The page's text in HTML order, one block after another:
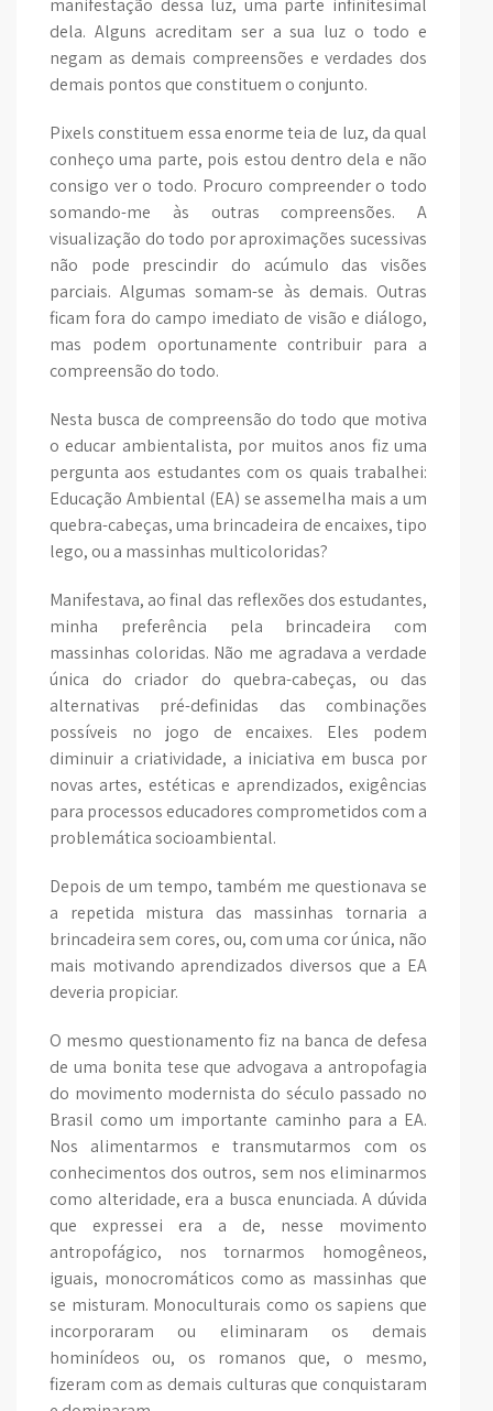
manifestação dessa luz, uma parte infinitesimal
dela. Alguns acreditam ser a sua luz o todo e
negam as demais compreensões e verdades dos
demais pontos que constituem o conjunto.
Pixels constituem essa enorme teia de luz, da qual
conheço uma parte, pois estou dentro dela e não
consigo ver o todo. Procuro compreender o todo
somando-me às outras compreensões. A
visualização do todo por aproximações sucessivas
não pode prescindir do acúmulo das visões
parciais. Algumas somam-se às demais. Outras
ficam fora do campo imediato de visão e diálogo,
mas podem oportunamente contribuir para a
compreensão do todo.
Nesta busca de compreensão do todo que motiva
o educar ambientalista, por muitos anos fiz uma
pergunta aos estudantes com os quais trabalhei:
Educação Ambiental (EA) se assemelha mais a um
quebra-cabeças, uma brincadeira de encaixes, tipo
lego, ou a massinhas multicoloridas?
Manifestava, ao final das reflexões dos estudantes,
minha preferência pela brincadeira com
massinhas coloridas. Não me agradava a verdade
única do criador do quebra-cabeças, ou das
alternativas pré-definidas das combinações
possíveis no jogo de encaixes. Eles podem
diminuir a criatividade, a iniciativa em busca por
novas artes, estéticas e aprendizados, exigências
para processos educadores comprometidos com a
problemática socioambiental.
Depois de um tempo, também me questionava se
a repetida mistura das massinhas tornaria a
brincadeira sem cores, ou, com uma cor única, não
mais motivando aprendizados diversos que a EA
deveria propiciar.
O mesmo questionamento fiz na banca de defesa
de uma bonita tese que advogava a antropofagia
do movimento modernista do século passado no
Brasil como um importante caminho para a EA.
Nos alimentarmos e transmutarmos com os
conhecimentos dos outros, sem nos eliminarmos
como alteridade, era a busca enunciada. A dúvida
que expressei era a de, nesse movimento
antropofágico, nos tornarmos homogêneos,
iguais, monocromáticos como as massinhas que
se misturam. Monoculturais como os sapiens que
incorporaram ou eliminaram os demais
hominídeos ou, os romanos que, o mesmo,
fizeram com as demais culturas que conquistaram